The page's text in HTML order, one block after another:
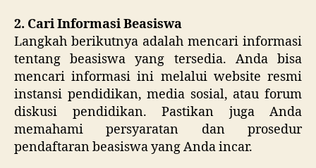
2. Cari Informasi Beasiswa
Langkah berikutnya adalah mencari informasi
tentang beasiswa yang tersedia. Anda bisa
mencari informasi ini melalui website resmi
instansi pendidikan, media sosial, atau forum
diskusi pendidikan. Pastikan juga Anda
memahami persyaratan dan prosedur
pendaftaran beasiswa yang Anda incar.